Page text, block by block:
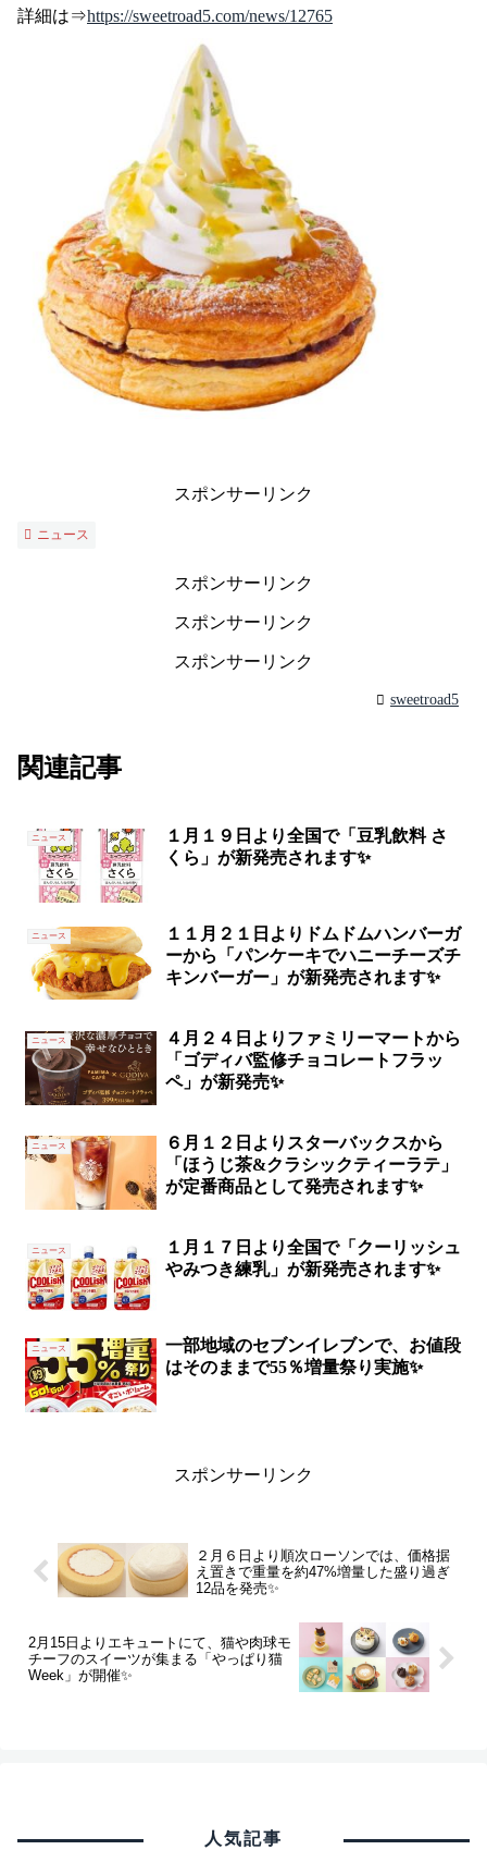
詳細は⇒https://sweetroad5.com/news/12765
スポンサーリンク
ニュース
スポンサーリンク
スポンサーリンク
スポンサーリンク
sweetroad5
関連記事
ニュース
１月１９日より全国で「豆乳飲料 さ
くら」が新発売されます✨
ニュース
１１月２１日よりドムドムハンバーガ
ーから「パンケーキでハニーチーズチ
キンバーガー」が新発売されます✨
ニュース
４月２４日よりファミリーマートから
「ゴディバ監修チョコレートフラッ
ペ」が新発売✨
ニュース
６月１２日よりスターバックスから
「ほうじ茶&クラシックティーラテ」
が定番商品として発売されます✨
ニュース
１月１７日より全国で「クーリッシュ
やみつき練乳」が新発売されます✨
ニュース
一部地域のセブンイレブンで、お値段
はそのままで55％増量祭り実施✨
スポンサーリンク
２月６日より順次ローソンでは、価格据
え置きで重量を約47%増量した盛り過ぎ
12品を発売✨
2月15日よりエキュートにて、猫や肉球モ
チーフのスイーツが集まる「やっぱり猫
Week」が開催✨
人気記事